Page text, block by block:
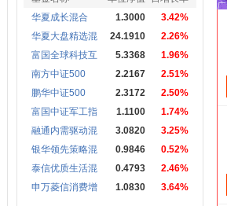
华夏成长混合
1.3000
3.42%
华夏大盘精选混
24.1910
2.26%
富国全球科技互
5.3368
1.96%
南方中证500
2.2167
2.51%
鹏华中证500
2.3172
2.50%
富国中证军工指
1.1100
1.74%
融通内需驱动混
3.0820
3.25%
银华领先策略混
0.9846
0.52%
泰信优质生活混
0.4793
2.46%
申万菱信消费增
1.0830 3.64%